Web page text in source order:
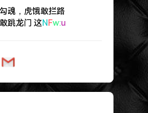
魂，虎饿敢拦路
跳龙门 这人饿，